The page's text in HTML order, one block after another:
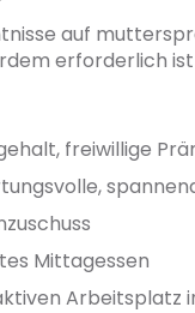
auf
erforderlich
freiwillige
Mittagessen
Arbeitsplatz